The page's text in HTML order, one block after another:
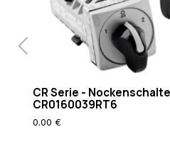
CR Serie -
CR0160039RT6
0.00 €